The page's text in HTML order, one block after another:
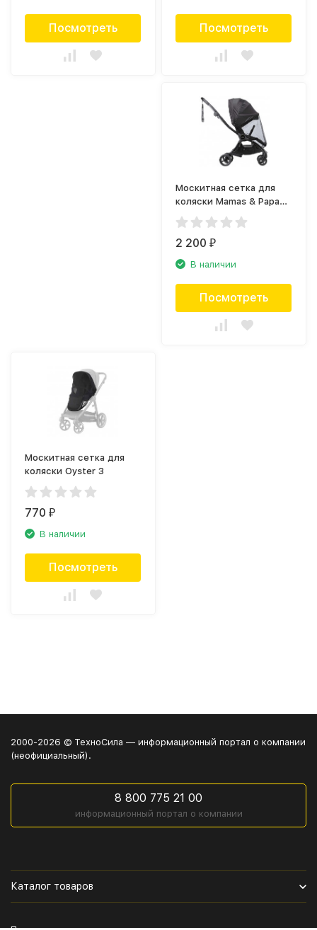
Посмотреть Посмотреть
Москитная сетка для
коляски Mamas & Papas
Airo
2 200₽
В наличии
Посмотреть
Москитная сетка для
коляски Oyster 3
770₽
В наличии
Посмотреть
2000-2026 © ТехноСила — информационный портал о компании
(неофициальный).
8 800 775 21 00
информационный портал о компании
Каталог товаров